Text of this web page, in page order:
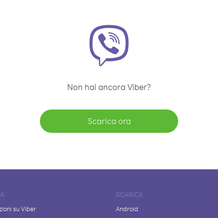
Non hai ancora Viber?
Scarica ora
su Viber
SCARICA
Android